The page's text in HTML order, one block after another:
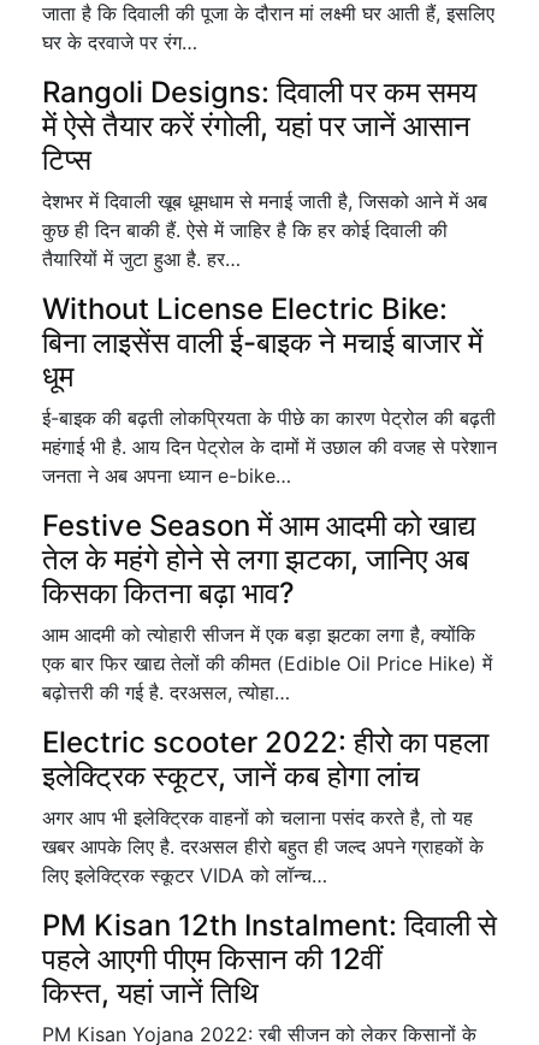
जाता है कि दिवाली की पूजा के दौरान मां लक्ष्मी घर आती हैं, इसलिए
घर के दरवाजे पर रंग…
Rangoli Designs: दिवाली पर कम समय
में ऐसे तैयार करें रंगोली, यहां पर जानें आसान
टिप्स
देशभर में दिवाली खूब धूमधाम से मनाई जाती है, जिसको आने में अब
कुछ ही दिन बाकी हैं. ऐसे में जाहिर है कि हर कोई दिवाली की
तैयारियों में जुटा हुआ है. हर…
Without License Electric Bike:
बिना लाइसेंस वाली ई-बाइक ने मचाई बाजार में
धूम
ई-बाइक की बढ़ती लोकप्रियता के पीछे का कारण पेट्रोल की बढ़ती
महंगाई भी है. आय दिन पेट्रोल के दामों में उछाल की वजह से परेशान
जनता ने अब अपना ध्यान e-bike…
Festive Season में आम आदमी को खाद्य
तेल के महंगे होने से लगा झटका, जानिए अब
किसका कितना बढ़ा भाव?
आम आदमी को त्योहारी सीजन में एक बड़ा झटका लगा है, क्योंकि
एक बार फिर खाद्य तेलों की कीमत (Edible Oil Price Hike) में
बढ़ोत्तरी की गई है. दरअसल, त्योहा…
Electric scooter 2022: हीरो का पहला
इलेक्ट्रिक स्कूटर, जानें कब होगा लांच
अगर आप भी इलेक्ट्रिक वाहनों को चलाना पसंद करते है, तो यह
खबर आपके लिए है. दरअसल हीरो बहुत ही जल्द अपने ग्राहकों के
लिए इलेक्ट्रिक स्कूटर VIDA को लॉन्च…
PM Kisan 12th Instalment: दिवाली से
पहले आएगी पीएम किसान की 12वीं
किस्त, यहां जानें तिथि
PM Kisan Yojana 2022: रबी सीजन को लेकर किसानों के